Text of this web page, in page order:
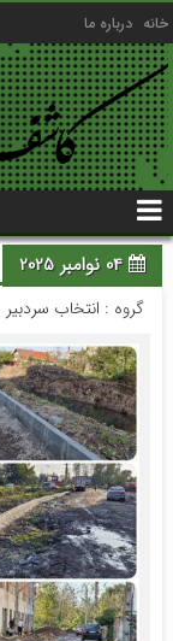
خانه درباره ما
04 نوامبر 2025
گروه : انتخاب سردبیر